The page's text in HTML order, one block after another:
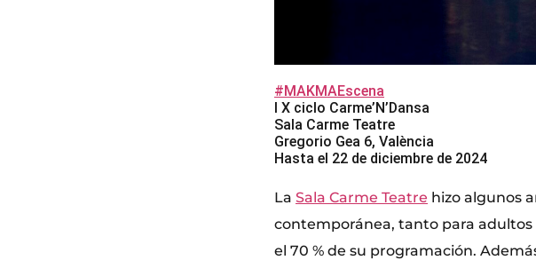
#MAKMAEscena
I X ciclo Carme’N’Dansa
Sala Carme Teatre
Gregorio Gea 6, València
Hasta el 22 de diciembre de 2024
La Sala Carme Teatre hizo algunos
contemporánea, tanto para
el 70 % de su programación.